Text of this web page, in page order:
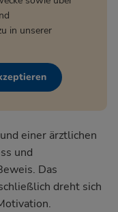
in unserer
einer ärztlichen
und
Das
dreht sich